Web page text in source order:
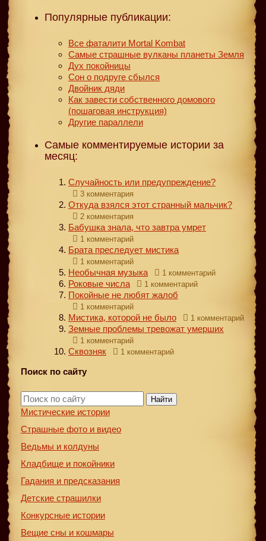
Популярные публикации:
Все фаталити Mortal Kombat
Самые страшные вулканы планеты Земля
Дух покойницы
Сон о подруге сбылся
Двойник дяди
Как завести собственного домового
(пошаговая инструкция)
Другие параллели
Самые комментируемые истории за
месяц:
Случайность или предупреждение?
3 комментария
Откуда взялся этот странный мальчик?
2 комментария
Бабушка знала, что завтра умрет
1 комментарий
Брата преследует мистика
1 комментарий
Необычная музыка 1 комментарий
Роковые числа 1 комментарий
Покойные не любят жалоб
1 комментарий
Мистика, которой не было 1 комментарий
Земные проблемы тревожат умерших
1 комментарий
Сквозняк 1 комментарий
Поиск по сайту
Найти
Мистические истории
Страшные фото и видео
Ведьмы и колдуны
Кладбище и покойники
Гадания и предсказания
Детские страшилки
Конкурсные истории
Вещие сны и кошмары